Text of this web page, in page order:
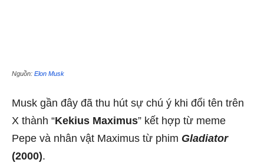
Nguồn: Elon Musk
Musk gần đây đã thu hút sự chú ý khi đổi tên trên
X thành “Kekius Maximus” kết hợp từ meme
Pepe và nhân vật Maximus từ phim Gladiator
(2000).